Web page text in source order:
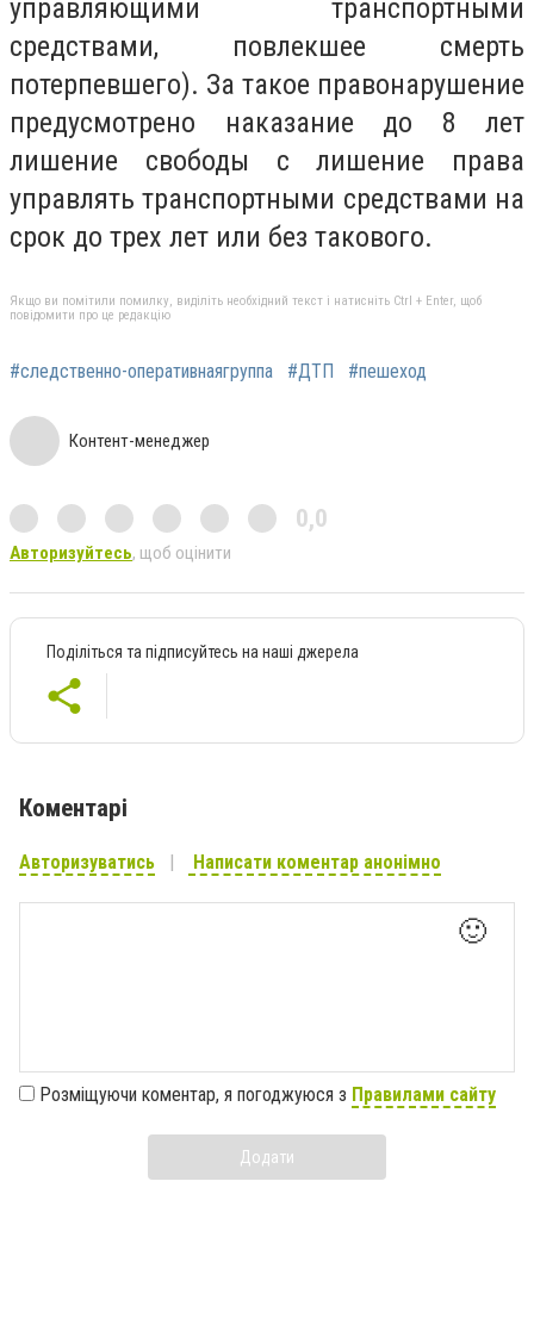
управляющими транспортными
средствами, повлекшее смерть
потерпевшего). За такое правонарушение
предусмотрено наказание до 8 лет
лишение свободы с лишение права
управлять транспортными средствами на
срок до трех лет или без такового.
Якщо ви помітили помилку, виділіть необхідний текст і натисніть Ctrl + Enter, щоб
повідомити про це редакцію
#следственно-оперативнаягруппа #ДТП #пешеход
Контент-менеджер
0,0
Авторизуйтесь, щоб оцінити
Поділіться та підписуйтесь на наші джерела
Коментарі
Авторизуватись Написати коментар анонімно
🙂
Розміщуючи коментар, я погоджуюся з Правилами сайту
Додати